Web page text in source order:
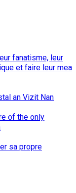
fanatisme, leur
et faire leur mea
an Vizit Nan
of the only
sa propre